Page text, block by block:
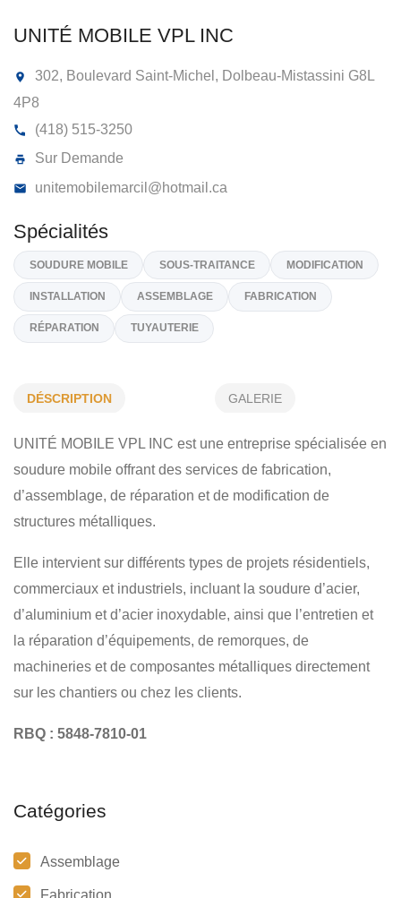
UNITÉ MOBILE VPL INC
4P8
(418) 515-3250
Sur Demande
unitemobilemarcil@hotmail.ca
INSTALLATION ASSEMBLAGE FABRICATION
RÉPARATION TUYAUTERIE
DÉSCRIPTION GALERIE
UNITÉ MOBILE VPL INC est une entreprise spécialisée en
soudure mobile offrant des services de fabrication,
d’assemblage, de réparation et de modification de
structures métalliques.
Elle intervient sur différents types de projets résidentiels,
commerciaux et industriels, incluant la soudure d’acier,
d’aluminium et d’acier inoxydable, ainsi que l’entretien et
la réparation d’équipements, de remorques, de
machineries et de composantes métalliques directement
sur les chantiers ou chez les clients.
RBQ : 5848-7810-01
Catégories
Assemblage
Fabrication